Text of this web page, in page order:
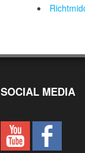
SOCIAL MEDIA